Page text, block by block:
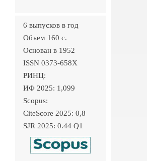
6 выпусков в год
Объем 160 c.
Основан в 1952
ISSN 0373-658X
РИНЦ:
ИФ 2025: 1,099
Scopus:
CiteScore 2025: 0,8
SJR 2025: 0.44 Q1